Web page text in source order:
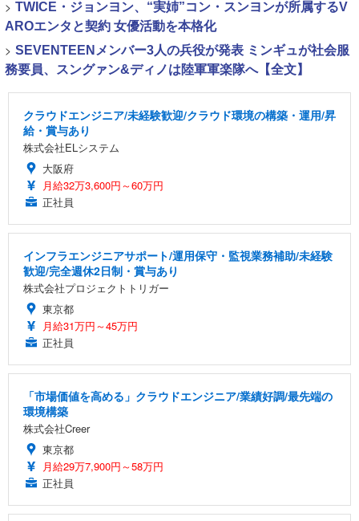
> TWICE・ジョンヨン、“実姉”コン・スンヨンが所属するV
AROエンタと契約 女優活動を本格化
> SEVENTEENメンバー3人の兵役が発表 ミンギュが社会服
務要員、スングァン&ディノは陸軍軍楽隊へ【全文】
クラウドエンジニア/未経験歓迎/クラウド環境の構築・運用/昇
給・賞与あり
株式会社ELシステム
大阪府
月給32万3,600円～60万円
正社員
インフラエンジニアサポート/運用保守・監視業務補助/未経験
歓迎/完全週休2日制・賞与あり
株式会社プロジェクトトリガー
東京都
月給31万円～45万円
正社員
「市場価値を高める」クラウドエンジニア/業績好調/最先端の
環境構築
株式会社Creer
東京都
月給29万7,900円～58万円
正社員